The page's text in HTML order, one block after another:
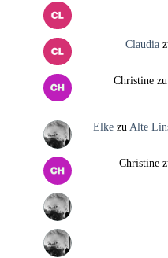
Claudia
Christinezu
Elkezu Alte
Christine